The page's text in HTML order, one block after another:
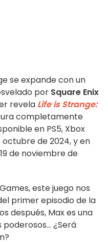
se expande con un
por Square Enix
revela Life is Strange:
completamente
en PS5, Xbox
octubre de 2024, y en
de noviembre de
este juego nos
primer episodio de la
después, Max es una
¿Será